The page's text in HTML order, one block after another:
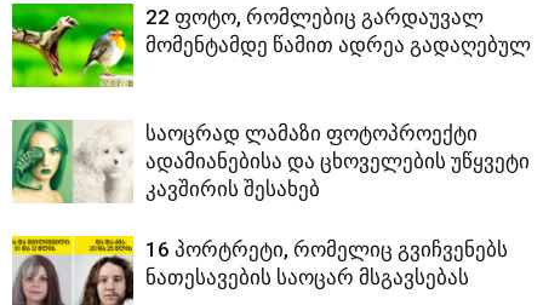
22 ფოტო, რომლებიც გარდაუვალ
მომენტამდე წამით ადრეა გადაღებული
საოცრად ლამაზი ფოტოპროექტი
ადამიანებისა და ცხოველების უწყვეტი
კავშირის შესახებ
16 პორტრეტი, რომელიც გვიჩვენებს
ნათესავების საოცარ მსგავსებას